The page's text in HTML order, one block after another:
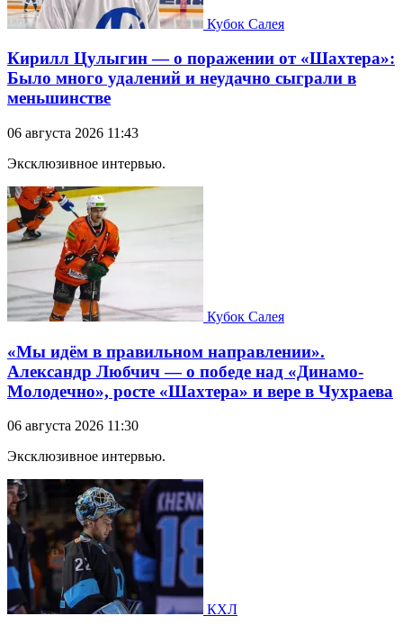
Кубок Салея
Кирилл Цулыгин — о поражении от «Шахтера»:
Было много удалений и неудачно сыграли в
меньшинстве
06 августа 2026 11:43
Эксклюзивное интервью.
Кубок Салея
«Мы идём в правильном направлении».
Александр Любчич — о победе над «Динамо-
Молодечно», росте «Шахтера» и вере в Чухраева
06 августа 2026 11:30
Эксклюзивное интервью.
КХЛ